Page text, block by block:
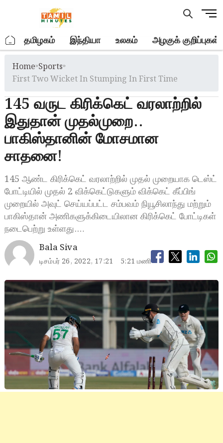
M
u
o
. தமிழகம் இந்தியா உலகம் அழகுக் குறிப்புகள்
Home»Sports»
First Two Wicket In Stumping In First Time
145 வருட கிரிக்கெட் வரலாற்றில்
இதுதான் முதல்முறை..
பாகிஸ்தானின் மோசமான
சாதனை!
145 ஆண்ட கிரிக்கெட் வரலாற்றில் முதல் முறையாக டெஸ்ட்
போட்டியில் முதல் 2 விக்கெட்டுகளும் விக்கெட் கீப்பிங்
முறையில் அவுட் செய்யப்பட்ட சம்பவம் நியூசிலாந்து மற்றும்
பாகிஸ்தான் அணிகளுக்கிடையிலான கிரிக்கெட் போட்டிகள்
நடைபெற்று உள்ளது.…
Bala Siva
டிசம்பர் 26, 2022, 17:21 5:21 மணி